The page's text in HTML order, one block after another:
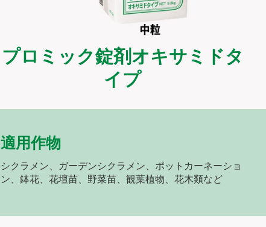
プロミック錠剤オキサミドタ
イプ
適用作物
シクラメン、ガーデンシクラメン、ポットカーネーショ
ン、鉢花、花壇苗、野菜苗、観葉植物、花木類など